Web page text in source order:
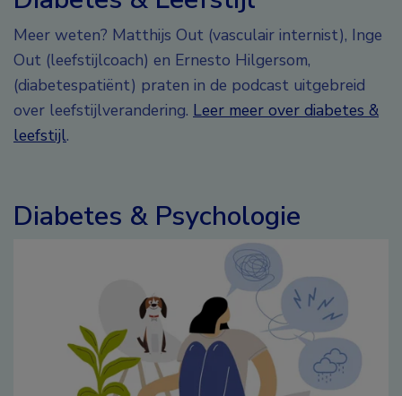
Meer weten? Matthijs Out (vasculair internist), Inge
Out (leefstijlcoach) en Ernesto Hilgersom,
(diabetespatiënt) praten in de podcast uitgebreid
over leefstijlverandering. Leer meer over diabetes &
leefstijl.
Diabetes & Psychologie